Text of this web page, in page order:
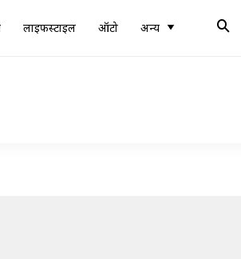
लाइफस्टाइल ऑटो अन्य